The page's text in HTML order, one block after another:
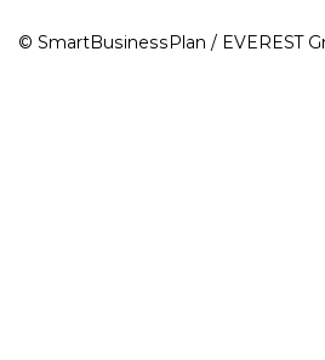
© SmartBusinessPlan / EVEREST